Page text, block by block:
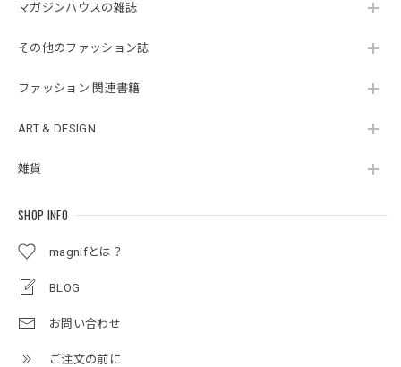
マガジンハウスの雑誌
その他のファッション誌
ファッション 関連書籍
ART & DESIGN
雑貨
SHOP INFO
magnifとは？
BLOG
お問い合わせ
ご注文の前に